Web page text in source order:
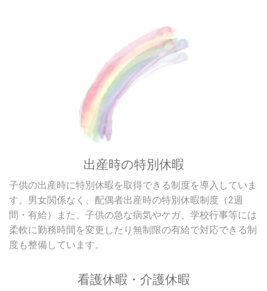
出産時の特別休暇
子供の出産時に特別休暇を取得できる制度を導入していま
す。男女関係なく、配偶者出産時の特別休暇制度（2週
間・有給）また、子供の急な病気やケガ、学校行事等には
柔軟に勤務時間を変更したり無制限の有給で対応できる制
度も整備しています。
看護休暇・介護休暇